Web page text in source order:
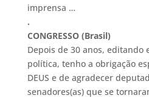
imprensa …
.
CONGRESSO (Brasil)
Depois de 30 anos, editando
política, tenho a obrigação
DEUS e de agradecer
senadores(as) que se